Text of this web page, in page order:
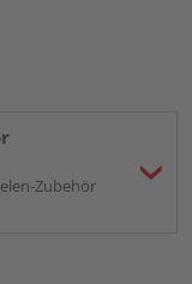
Zubehör